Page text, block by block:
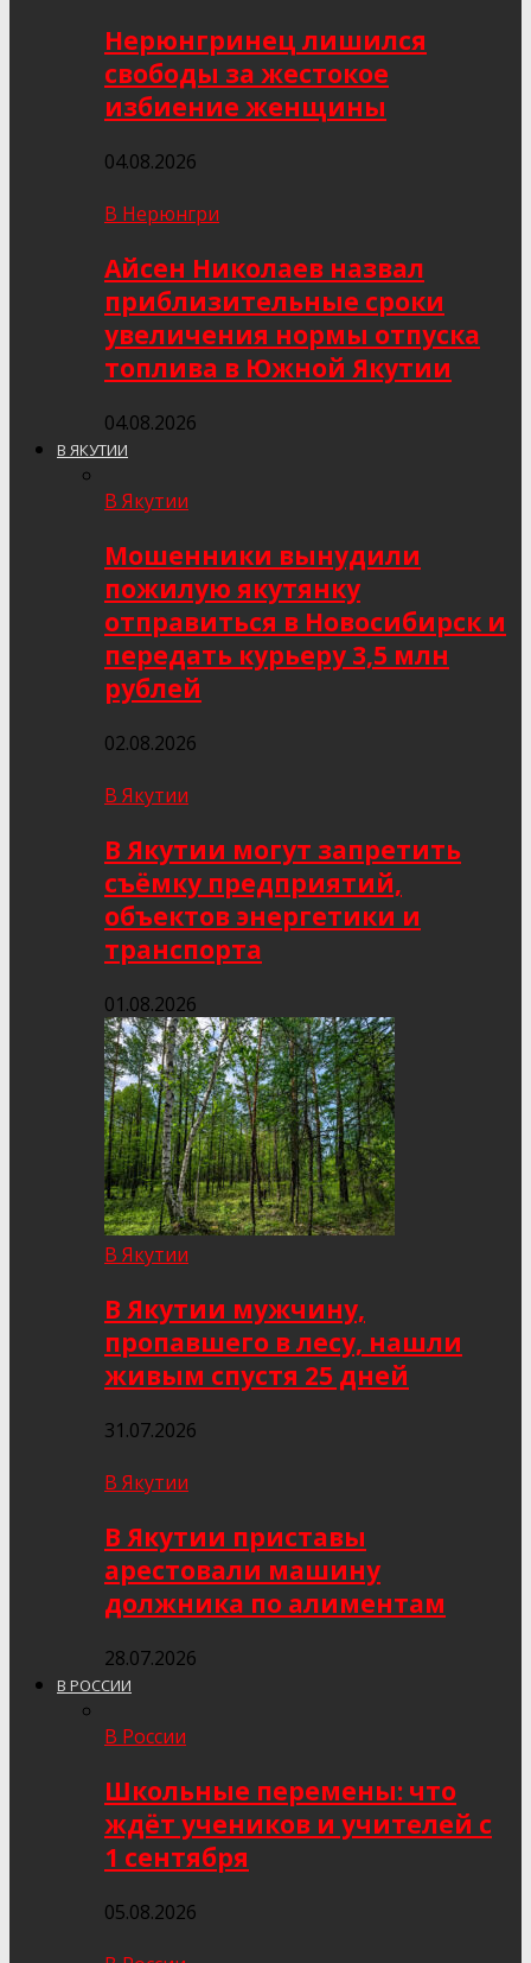
Нерюнгринец лишился
свободы за жестокое
избиение женщины
04.08.2026
В Нерюнгри
Айсен Николаев назвал
приблизительные сроки
увеличения нормы отпуска
топлива в Южной Якутии
04.08.2026
В ЯКУТИИ
В Якутии
Мошенники вынудили
пожилую якутянку
отправиться в Новосибирск и
передать курьеру 3,5 млн
рублей
02.08.2026
В Якутии
В Якутии могут запретить
съёмку предприятий,
объектов энергетики и
транспорта
01.08.2026
В Якутии
В Якутии мужчину,
пропавшего в лесу, нашли
живым спустя 25 дней
31.07.2026
В Якутии
В Якутии приставы
арестовали машину
должника по алиментам
28.07.2026
В РОССИИ
В России
Школьные перемены: что
ждёт учеников и учителей с
1 сентября
05.08.2026